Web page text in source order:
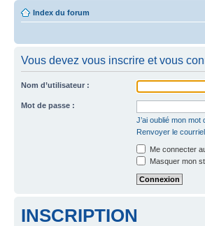
Index du forum
Vous devez vous inscrire et vous
Nom d’utilisateur :
Mot de passe :
J’ai oublié mon mot
Renvoyer le
Me connecter
Masquer mon
INSCRIPTION